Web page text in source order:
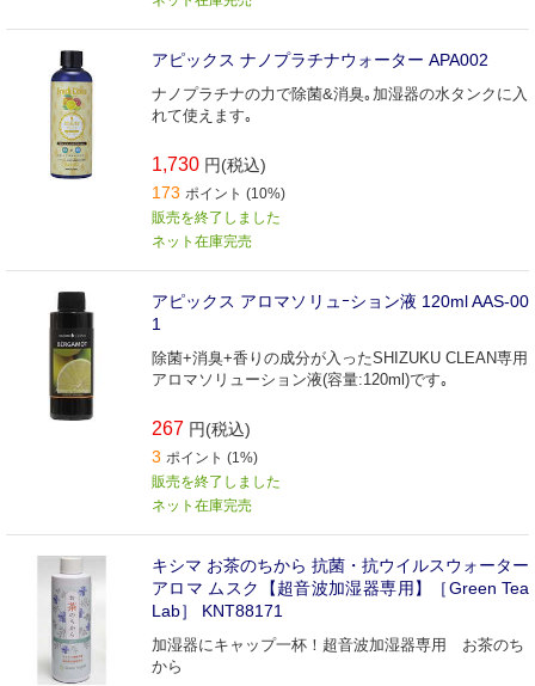
アピックス ナノプラチナウォーター APA002
ナノプラチナの力で除菌&消臭｡加湿器の水タンクに入
れて使えます｡
1,730 円(税込)
173 ポイント (10%)
販売を終了しました
ネット在庫完売
アピックス アロマソリュｰション液 120ml AAS-00
1
除菌+消臭+香りの成分が入ったSHIZUKU CLEAN専用
アロマソリューション液(容量:120ml)です｡
267 円(税込)
3 ポイント (1%)
販売を終了しました
ネット在庫完売
キシマ お茶のちから 抗菌・抗ウイルスウォーター
アロマ ムスク【超音波加湿器専用】［Green Tea
Lab］ KNT88171
加湿器にキャップ一杯！超音波加湿器専用 お茶のち
から